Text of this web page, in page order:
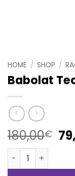
HOME / SHOP /
Babolat
180,00€ Il
Babolat